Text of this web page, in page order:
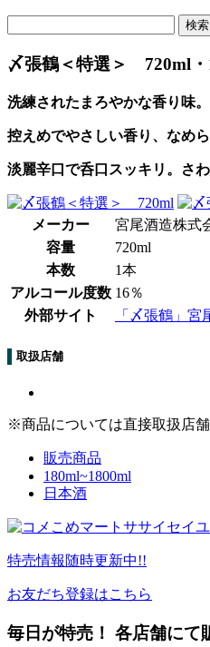
〆張鶴＜特選＞ 720ml・
洗練されたまろやかな香り味。
控えめでやさしい香り、なめ
淡麗辛口で呑口スッキリ。さ
メーカー
宮尾酒造株式
容量
720ml
本数
1本
アルコール度数 16％
外部サイト
「〆張鶴」宮
取扱店舗
※商品については直接取扱店
販売商品
180ml~1800ml
日本酒
特売情報 随時更新中!!
お友だち登録はこちら
毎日が特売！ 各店舗にて